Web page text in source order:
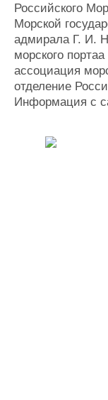
Российского
Морской
адмирала Г. И.
морского
ассоциация
отделение
Информация с